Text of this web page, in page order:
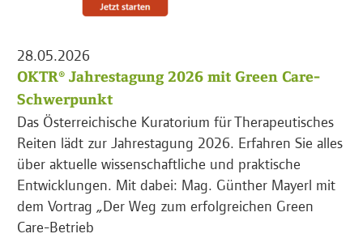
28.05.2026
OKTR® Jahrestagung 2026 mit Green Care-
Schwerpunkt
Das Österreichische Kuratorium für Therapeutisches
Reiten lädt zur Jahrestagung 2026. Erfahren Sie alles
über aktuelle wissenschaftliche und praktische
Entwicklungen. Mit dabei: Mag. Günther Mayerl mit
dem Vortrag „Der Weg zum erfolgreichen Green
Care-Betrieb